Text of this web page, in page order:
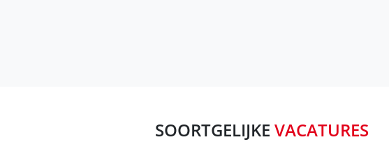
SOORTGELIJKE VACATURES